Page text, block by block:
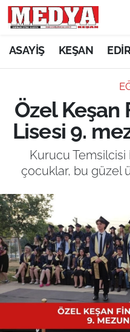
ASAYİŞ KEŞAN
Özel
Lisesi 9.
Kurucu Temsilcisi
çocuklar, bu güzel
KEŞAN
ASAYİŞ
SİYASET
GÜNDEM
EKONOMİ
SAĞLIK
EĞİTİM
TARIM VE
KÜLTÜR SANAT